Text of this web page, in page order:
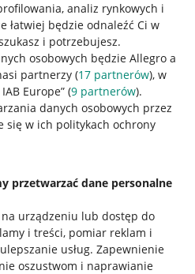
analiz rynkowych i
łatwiej będzie odnaleźć Ci w
i potrzebujesz.
osobowych będzie Allegro a
partnerzy (17 partnerów), w
Europe” (9 partnerów).
danych osobowych przez
się w ich politykach ochrony
przetwarzać dane personalne
urządzeniu lub dostęp do
i treści, pomiar reklam i
usług. Zapewnienie
oszustwom i naprawianie